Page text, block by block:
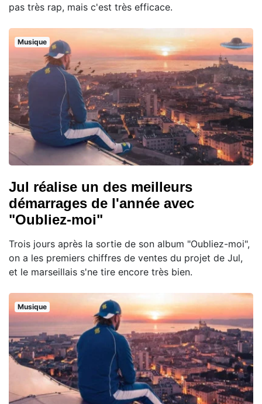
pas très rap, mais c'est très efficace.
Musique
Jul réalise un des meilleurs
démarrages de l'année avec
"Oubliez-moi"
Trois jours après la sortie de son album "Oubliez-moi",
on a les premiers chiffres de ventes du projet de Jul,
et le marseillais s'ne tire encore très bien.
Musique